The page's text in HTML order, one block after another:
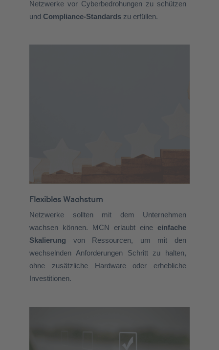
Netzwerke vor Cyberbedrohungen zu schützen
und Compliance-Standards zu erfüllen.
Flexibles Wachstum
Netzwerke sollten mit dem Unternehmen
wachsen können. MCN erlaubt eine einfache
Skalierung von Ressourcen, um mit den
wechselnden Anforderungen Schritt zu halten,
ohne zusätzliche Hardware oder erhebliche
Investitionen.